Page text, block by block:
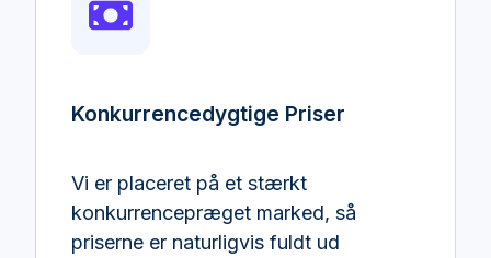
Konkurrencedygtige Priser
Vi er placeret på et stærkt
konkurrencepræget marked, så
priserne er naturligvis fuldt ud